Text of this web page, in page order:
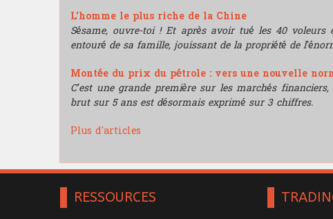
L'homme le plus riche de la Chine
Sésame, ouvre-toi ! Et après avoir tué les 40
entouré de sa famille, jouissant de la propriété de
Montée du prix du pétrole : vers une nouvelle
C’est une grande première sur les marchés
brut sur 5 ans est désormais exprimé sur 3 chiffres.
Plus d'articles
RESSOURCES